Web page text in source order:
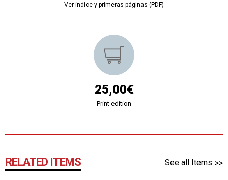
Ver índice y primeras páginas (PDF)
25,00€
Print edition
RELATED ITEMS See all Items